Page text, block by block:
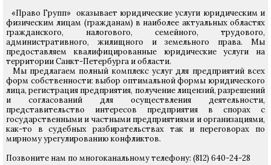
«Право Групп» оказывает юридические услуги юридическим и
физическим лицам (гражданам) в наиболее актуальных областях
гражданского, налогового, семейного, трудового,
административного, жилищного и земельного права. Мы
предоставляем квалифицированные юридические услуги на
территории Санкт-Петербурга и области.
Мы предлагаем полный комплекс услуг для предприятий всех
форм собственности: выбор оптимальной формы юридического
лица, регистрация предприятия, получение лицензий, разрешений
и согласований для осуществления деятельности,
представительство интересов предприятия в спорах с
государственными и частными предприятиями и организациями,
как-то в судебных разбирательствах так и переговорах по
мирному урегулированию конфликтов.
Позвоните нам по многоканальному телефону: (812) 640-24-28